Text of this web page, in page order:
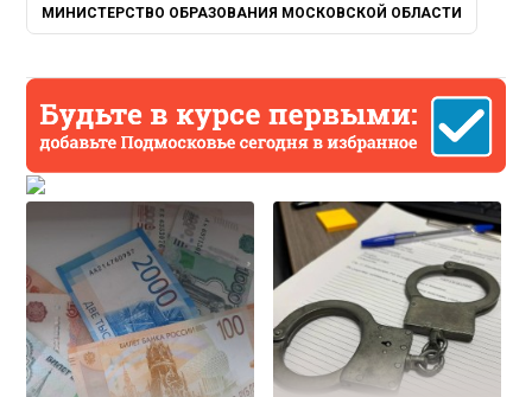
МИНИСТЕРСТВО ОБРАЗОВАНИЯ МОСКОВСКОЙ ОБЛАСТИ